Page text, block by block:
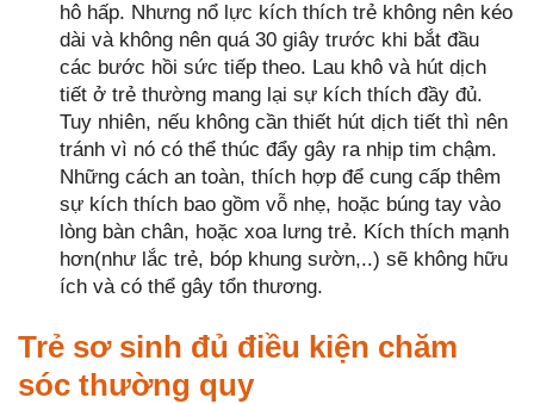
hô hấp. Nhưng nổ lực kích thích trẻ không nên kéo
dài và không nên quá 30 giây trước khi bắt đầu
các bước hồi sức tiếp theo. Lau khô và hút dịch
tiết ở trẻ thường mang lại sự kích thích đầy đủ.
Tuy nhiên, nếu không cần thiết hút dịch tiết thì nên
tránh vì nó có thể thúc đẩy gây ra nhịp tim chậm.
Những cách an toàn, thích hợp để cung cấp thêm
sự kích thích bao gồm vỗ nhẹ, hoặc búng tay vào
lòng bàn chân, hoặc xoa lưng trẻ. Kích thích mạnh
hơn(như lắc trẻ, bóp khung sườn,..) sẽ không hữu
ích và có thể gây tổn thương.
Trẻ sơ sinh đủ điều kiện chăm
sóc thường quy